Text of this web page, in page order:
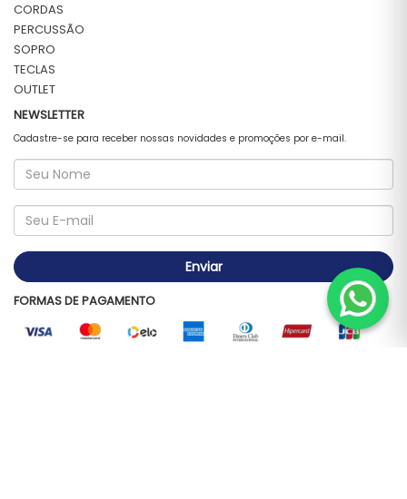
CORDAS
PERCUSSÃO
SOPRO
TECLAS
OUTLET
NEWSLETTER
Cadastre-se para receber nossas novidades e promoções por e-mail.
Enviar
FORMAS DE PAGAMENTO